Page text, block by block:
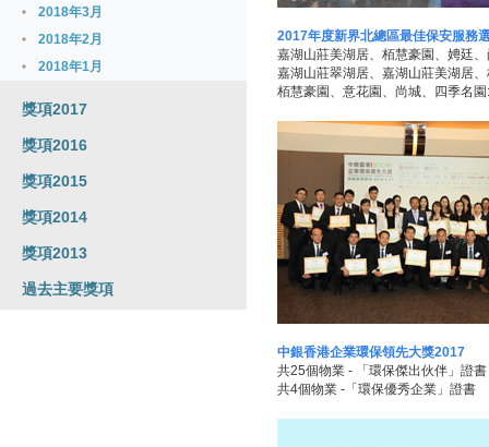
2018年3月
2018年2月
2018年1月
獎項2017
獎項2016
獎項2015
獎項2014
獎項2013
過去主要獎項
2017年度新界北總區最佳保安服務
嘉湖山莊美湖居、栢慧豪園、娉廷
嘉湖山莊翠湖居、嘉湖山莊美湖居
栢慧豪園、意花園、尚城、四季名
中銀香港企業環保領先大獎2017
共25個物業 - 「環保傑出伙伴」證書
共4個物業 -「環保優秀企業」證書